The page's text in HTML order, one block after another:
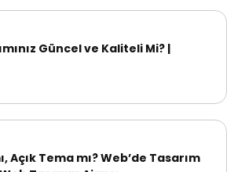
Güncel ve Kaliteli Mi? |
Açık Tema mı? Web’de Tasarım